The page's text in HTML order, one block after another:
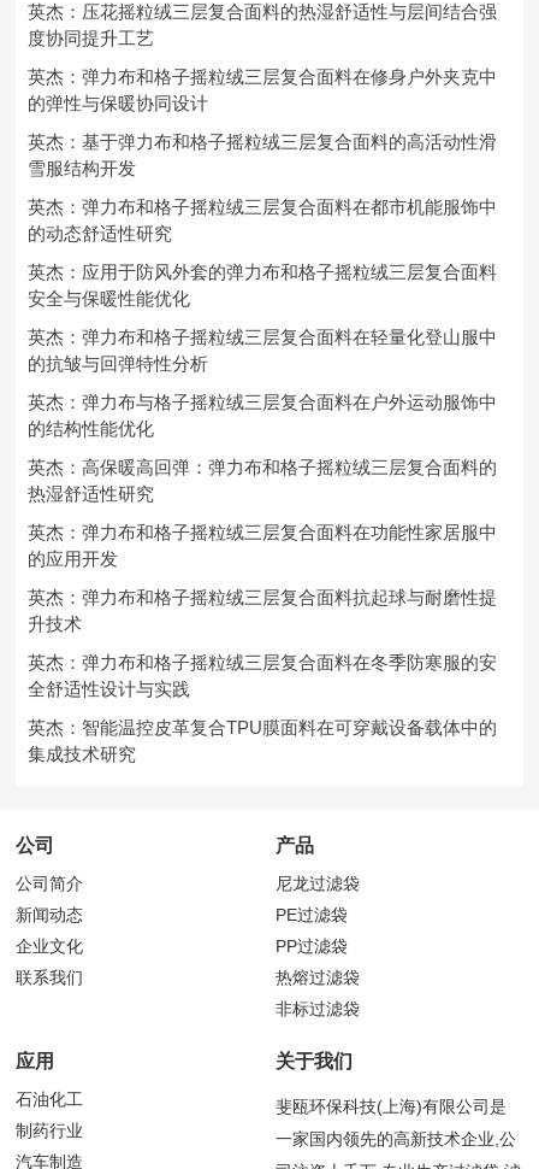
英杰：压花摇粒绒三层复合面料的热湿舒适性与层间结合强
度协同提升工艺
英杰：弹力布和格子摇粒绒三层复合面料在修身户外夹克中
的弹性与保暖协同设计
英杰：基于弹力布和格子摇粒绒三层复合面料的高活动性滑
雪服结构开发
英杰：弹力布和格子摇粒绒三层复合面料在都市机能服饰中
的动态舒适性研究
英杰：应用于防风外套的弹力布和格子摇粒绒三层复合面料
安全与保暖性能优化
英杰：弹力布和格子摇粒绒三层复合面料在轻量化登山服中
的抗皱与回弹特性分析
英杰：弹力布与格子摇粒绒三层复合面料在户外运动服饰中
的结构性能优化
英杰：高保暖高回弹：弹力布和格子摇粒绒三层复合面料的
热湿舒适性研究
英杰：弹力布和格子摇粒绒三层复合面料在功能性家居服中
的应用开发
英杰：弹力布和格子摇粒绒三层复合面料抗起球与耐磨性提
升技术
英杰：弹力布和格子摇粒绒三层复合面料在冬季防寒服的安
全舒适性设计与实践
英杰：智能温控皮革复合TPU膜面料在可穿戴设备载体中的
集成技术研究
公司
公司简介
新闻动态
企业文化
联系我们
产品
尼龙过滤袋
PE过滤袋
PP过滤袋
热熔过滤袋
非标过滤袋
应用
石油化工
制药行业
汽车制造
关于我们
斐瓯环保科技(上海)有限公司是
一家国内领先的高新技术企业,公